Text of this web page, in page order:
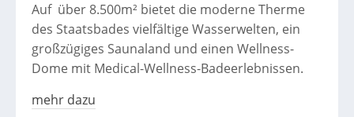
Auf über 8.500m² bietet die moderne Therme
des Staatsbades vielfältige Wasserwelten, ein
großzügiges Saunaland und einen Wellness-
Dome mit Medical-Wellness-Badeerlebnissen.
mehr dazu